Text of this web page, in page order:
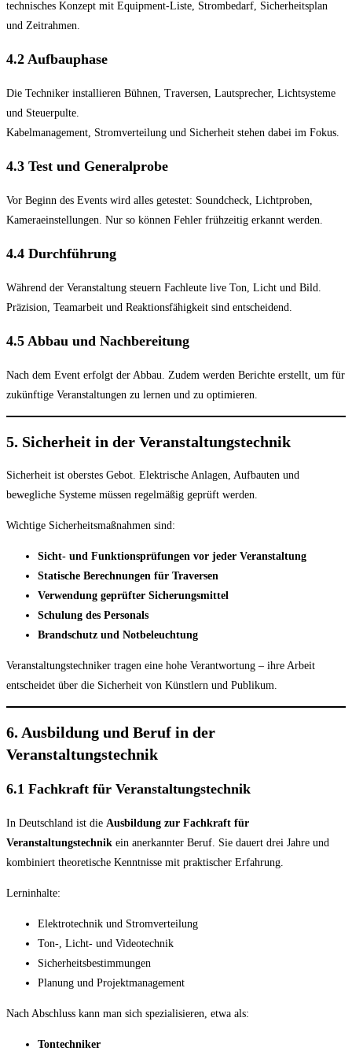
technisches Konzept mit Equipment-Liste, Strombedarf, Sicherheitsplan
und Zeitrahmen.
4.2 Aufbauphase
Die Techniker installieren Bühnen, Traversen, Lautsprecher, Lichtsysteme
und Steuerpulte.
Kabelmanagement, Stromverteilung und Sicherheit stehen dabei im Fokus.
4.3 Test und Generalprobe
Vor Beginn des Events wird alles getestet: Soundcheck, Lichtproben,
Kameraeinstellungen. Nur so können Fehler frühzeitig erkannt werden.
4.4 Durchführung
Während der Veranstaltung steuern Fachleute live Ton, Licht und Bild.
Präzision, Teamarbeit und Reaktionsfähigkeit sind entscheidend.
4.5 Abbau und Nachbereitung
Nach dem Event erfolgt der Abbau. Zudem werden Berichte erstellt, um für
zukünftige Veranstaltungen zu lernen und zu optimieren.
5. Sicherheit in der Veranstaltungstechnik
Sicherheit ist oberstes Gebot. Elektrische Anlagen, Aufbauten und
bewegliche Systeme müssen regelmäßig geprüft werden.
Wichtige Sicherheitsmaßnahmen sind:
Sicht- und Funktionsprüfungen vor jeder Veranstaltung
Statische Berechnungen für Traversen
Verwendung geprüfter Sicherungsmittel
Schulung des Personals
Brandschutz und Notbeleuchtung
Veranstaltungstechniker tragen eine hohe Verantwortung – ihre Arbeit
entscheidet über die Sicherheit von Künstlern und Publikum.
6. Ausbildung und Beruf in der
Veranstaltungstechnik
6.1 Fachkraft für Veranstaltungstechnik
In Deutschland ist die Ausbildung zur Fachkraft für
Veranstaltungstechnik ein anerkannter Beruf. Sie dauert drei Jahre und
kombiniert theoretische Kenntnisse mit praktischer Erfahrung.
Lerninhalte:
Elektrotechnik und Stromverteilung
Ton-, Licht- und Videotechnik
Sicherheitsbestimmungen
Planung und Projektmanagement
Nach Abschluss kann man sich spezialisieren, etwa als:
Tontechniker